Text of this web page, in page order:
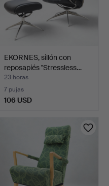
EKORNES, sillón con
reposapiés "Stressless…
23 horas
7 pujas
106 USD